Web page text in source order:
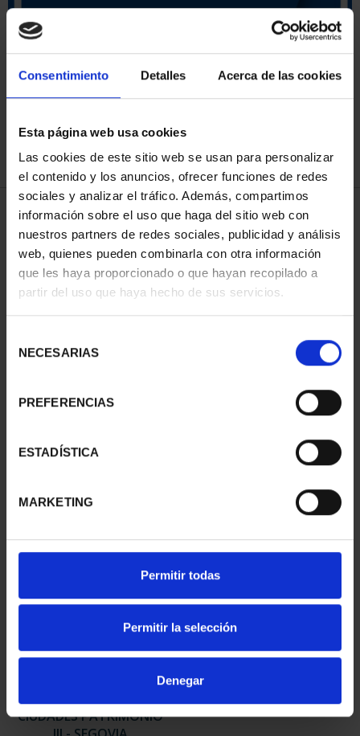
Consentimiento Detalles Acerca de las cookies
Esta página web usa cookies
Las cookies de este sitio web se usan para personalizar
el contenido y los anuncios, ofrecer funciones de redes
sociales y analizar el tráfico. Además, compartimos
información sobre el uso que haga del sitio web con
nuestros partners de redes sociales, publicidad y análisis
web, quienes pueden combinarla con otra información
que les haya proporcionado o que hayan recopilado a
partir del uso que haya hecho de sus servicios.
NECESARIAS
PREFERENCIAS
ESTADÍSTICA
MARKETING
Permitir todas
Permitir la selección
Denegar
ORDENAR POR:
3 Productos encontrados
- ÁVILA
73,00 €
II - SALAMANCA
CIUDADES PATRIMONIO